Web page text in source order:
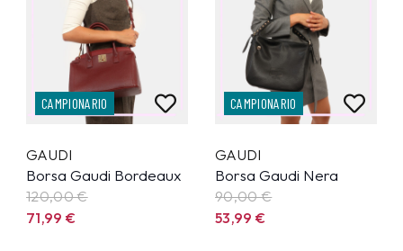
CAMPIONARIO
GAUDI
Borsa Gaudi Bordeaux
120,00 €
71,99€
CAMPIONARIO
GAUDI
Borsa Gaudi Nera
90,00 €
53,99€